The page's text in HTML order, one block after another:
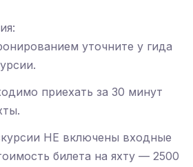
уточните у гида
приехать за 30 минут
НЕ включены входные
билета на яхту — 2500